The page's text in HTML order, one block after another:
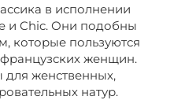
в исполнении
и Chic. Они подобны
которые пользуются
женщин.
женственных,
натур.